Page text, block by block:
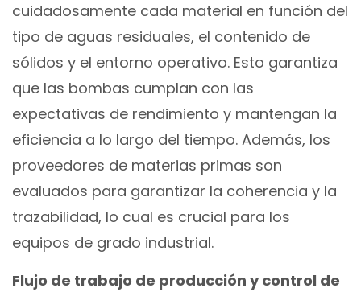
cuidadosamente cada material en función del
tipo de aguas residuales, el contenido de
sólidos y el entorno operativo. Esto garantiza
que las bombas cumplan con las
expectativas de rendimiento y mantengan la
eficiencia a lo largo del tiempo. Además, los
proveedores de materias primas son
evaluados para garantizar la coherencia y la
trazabilidad, lo cual es crucial para los
equipos de grado industrial.
Flujo de trabajo de producción y control de